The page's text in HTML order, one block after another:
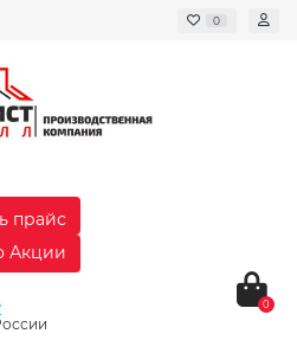
0
прайс
Акции
0